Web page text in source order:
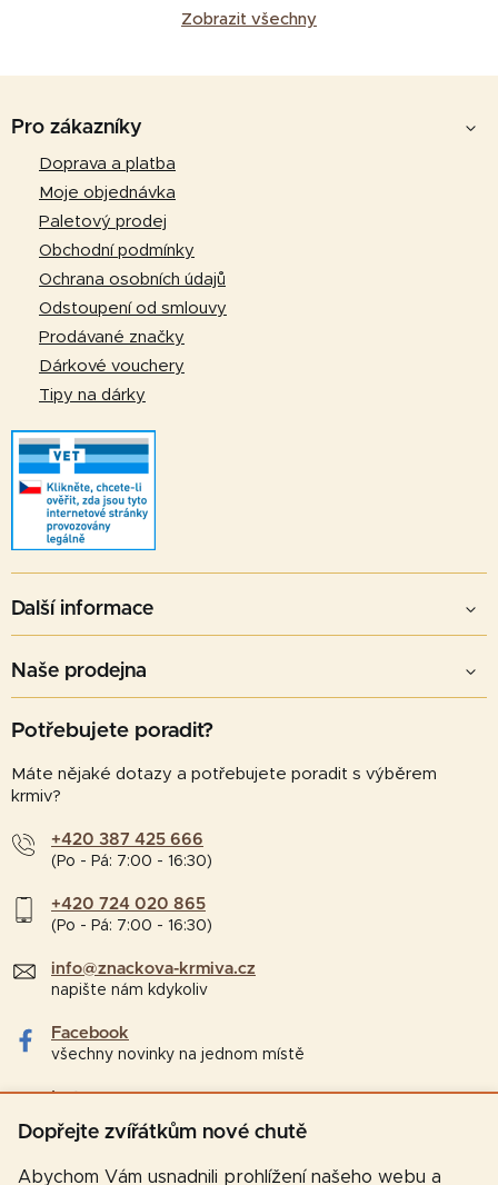
Dopřejte zvířátkům nové chutě
Abychom Vám usnadnili prohlížení našeho webu a
Zobrazit všechny
Pro zákazníky
Doprava a platba
Moje objednávka
Paletový prodej
Obchodní podmínky
Ochrana osobních údajů
Odstoupení od smlouvy
Prodávané značky
Dárkové vouchery
Tipy na dárky
Další informace
Naše prodejna
Potřebujete poradit?
Máte nějaké dotazy a potřebujete poradit s výběrem
krmiv?
+420 387 425 666
(Po - Pá: 7:00 - 16:30)
+420 724 020 865
(Po - Pá: 7:00 - 16:30)
info@znackova-krmiva.cz
napište nám kdykoliv
Facebook
všechny novinky na jednom místě
Instagram
tipy a zajímavosti pro chovatele